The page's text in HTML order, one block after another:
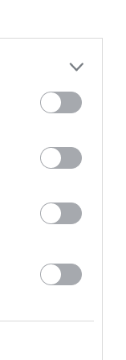
των
αλλά
αντίληψη ότι το
ευρώ από τη Grivalia